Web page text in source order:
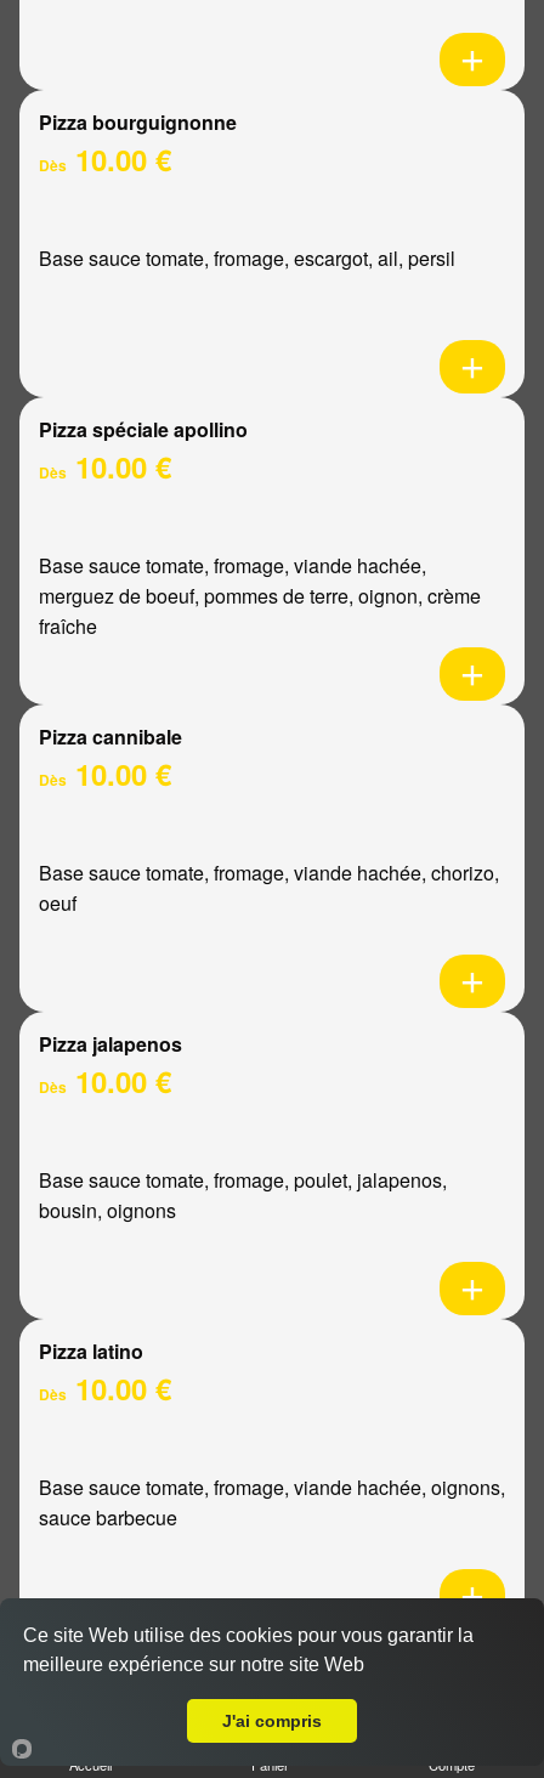
Pizza bourguignonne
Dès 10.00 €
Base sauce tomate, fromage, escargot, ail, persil
Pizza spéciale apollino
Dès 10.00 €
Base sauce tomate, fromage, viande hachée,
merguez de boeuf, pommes de terre, oignon, crème
fraîche
Pizza cannibale
Dès 10.00 €
Base sauce tomate, fromage, viande hachée, chorizo,
oeuf
Pizza jalapenos
Dès 10.00 €
Base sauce tomate, fromage, poulet, jalapenos,
bousin, oignons
Pizza latino
Dès 10.00 €
Base sauce tomate, fromage, viande hachée, oignons,
sauce barbecue
Pizza mexicaine
Accueil Panier Compte
Ce site Web utilise des cookies pour vous garantir la
meilleure expérience sur notre site Web
J'ai compris